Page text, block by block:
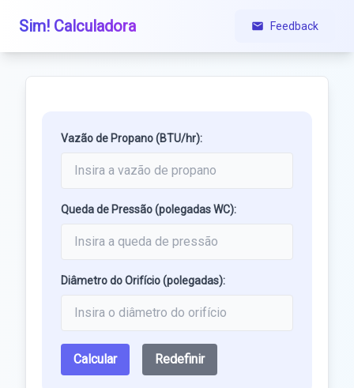
Sim! Calculadora Feedback
Vazão de Propano (BTU/hr):
Queda de Pressão (polegadas WC):
Diâmetro do Orifício (polegadas):
Calcular Redefinir